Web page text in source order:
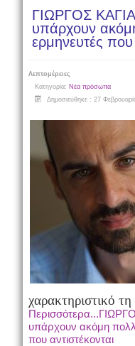
ΓΙΩΡΓΟΣ
υπάρχουν
ερμηνευτές που
Λεπτομέρειες
Κατηγορία: Νέα πρόσωπα
Δημοσιεύθηκε : 27
χαρακτηριστικό
υπάρχουν ακόμη
που αντιστέκονται